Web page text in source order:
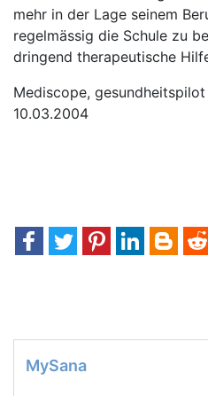
mehr in der Lage seinem
regelmässig die Schule zu
dringend therapeutische
Mediscope,
10.03.2004
MySana